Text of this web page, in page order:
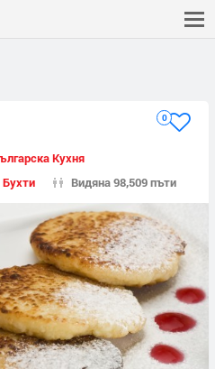
0
Кухня
Бухти Видяна 98,509 пъти